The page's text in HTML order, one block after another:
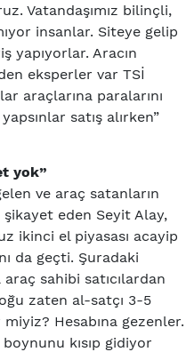
Vatandaşımız bilinçli,
insanlar. Siteye gelip
yapıyorlar. Aracın
eksperler var TSİ
araçlarına paralarını
satış alırken”
yok”
ve araç satanların
şikayet eden Seyit Alay,
ikinci el piyasası acayip
da geçti. Şuradaki
sahibi satıcılardan
zaten al-satçı 3-5
Hesabına gezenler.
kısıp gidiyor